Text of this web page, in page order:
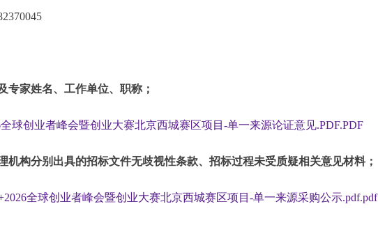
专家姓名、工作单位、职称；
球创业者峰会暨创业大赛北京西城赛区项目-单一来源论证意见.PDF.PDF
机构分别出具的招标文件无歧视性条款、招标过程未受质疑相关意见材料；
全球创业者峰会暨创业大赛北京西城赛区项目-单一来源采购公示.pdf.pdf